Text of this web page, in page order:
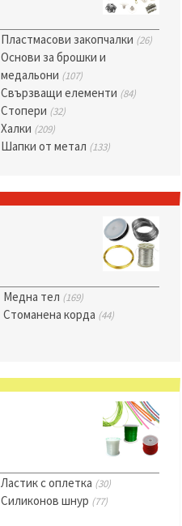
Пластмасови закопчалки (26)
Основи за брошки и
медальони (107)
Свързващи елементи (84)
Стопери (32)
Халки (209)
Шапки от метал (133)
Медна тел (169)
Стоманена корда (44)
Ластик с оплетка (30)
Силиконов шнур (77)